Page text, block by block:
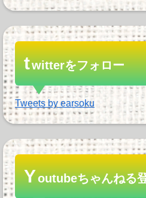
twitterをフォロー
Tweets by earsoku
Youtubeちゃんねる